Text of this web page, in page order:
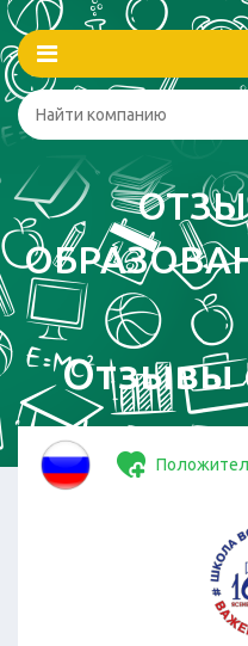
Отзывы